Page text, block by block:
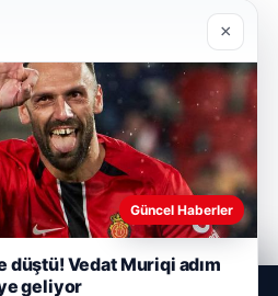
×
Güncel Haberler
düştü! Vedat Muriqi adım
geliyor